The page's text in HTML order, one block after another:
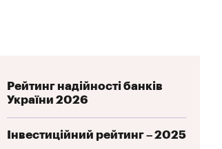
Рейтинг надійності банків
України 2026
Інвестиційний рейтинг – 2025